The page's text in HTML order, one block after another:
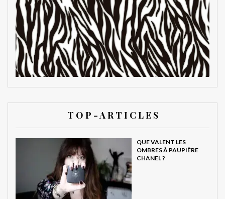
T O P - A R T I C L E S
QUE VALENT LES
OMBRES À PAUPIÈRE
CHANEL ?